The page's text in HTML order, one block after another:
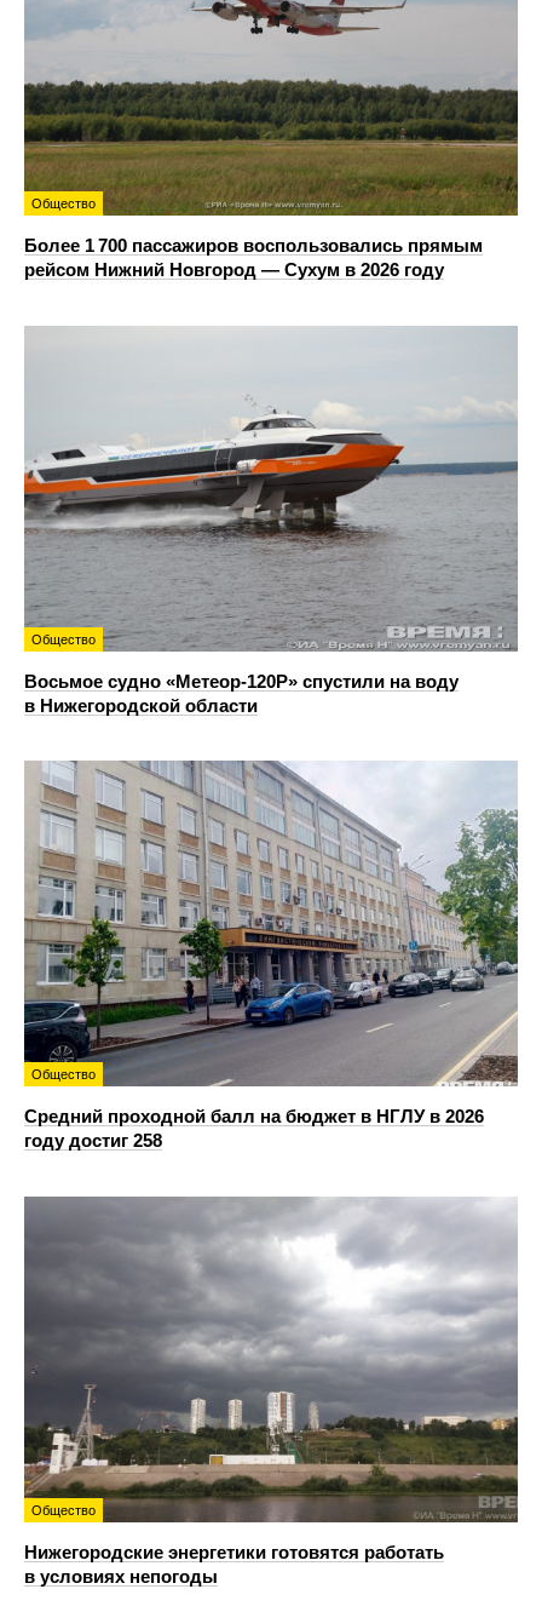
Общество
Более 1 700 пассажиров воспользовались прямым
рейсом Нижний Новгород — Сухум в 2026 году
Общество
Восьмое судно «Метеор-120Р» спустили на воду
в Нижегородской области
Общество
Средний проходной балл на бюджет в НГЛУ в 2026
году достиг 258
Общество
Нижегородские энергетики готовятся работать
в условиях непогоды